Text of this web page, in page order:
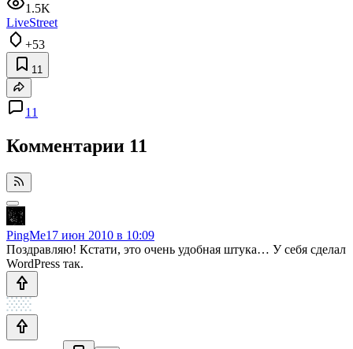
1.5K
LiveStreet
+53
11
11
Комментарии 11
PingMe17 июн 2010 в 10:09
Поздравляю! Кстати, это очень удобная штука… У себя сделал
WordPress так.